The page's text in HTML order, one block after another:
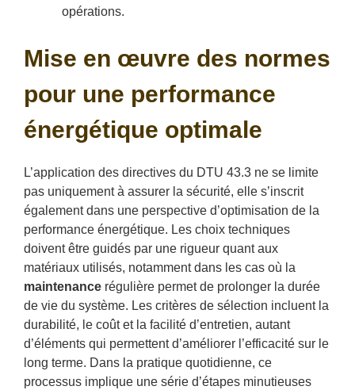
opérations.
Mise en œuvre des normes
pour une performance
énergétique optimale
L’application des directives du DTU 43.3 ne se limite
pas uniquement à assurer la sécurité, elle s’inscrit
également dans une perspective d’optimisation de la
performance énergétique. Les choix techniques
doivent être guidés par une rigueur quant aux
matériaux utilisés, notamment dans les cas où la
maintenance régulière permet de prolonger la durée
de vie du système. Les critères de sélection incluent la
durabilité, le coût et la facilité d’entretien, autant
d’éléments qui permettent d’améliorer l’efficacité sur le
long terme. Dans la pratique quotidienne, ce
processus implique une série d’étapes minutieuses